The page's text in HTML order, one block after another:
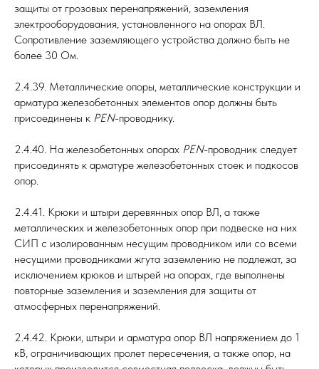
защиты от грозовых перенапряжений, заземления
электрооборудования, установленного на опорах ВЛ.
Сопротивление заземляющего устройства должно быть не
более 30 Ом.
2.4.39. Металлические опоры, металлические конструкции и
арматура железобетонных элементов опор должны быть
присоединены к РЕN-проводнику.
2.4.40. На железобетонных опорах РЕN-проводник следует
присоединять к арматуре железобетонных стоек и подкосов
опор.
2.4.41. Крюки и штыри деревянных опор ВЛ, а также
металлических и железобетонных опор при подвеске на них
СИП с изолированным несущим проводником или со всеми
несущими проводниками жгута заземлению не подлежат, за
исключением крюков и штырей на опорах, где выполнены
повторные заземления и заземления для защиты от
атмосферных перенапряжений.
2.4.42. Крюки, штыри и арматура опор ВЛ напряжением до 1
кВ, ограничивающих пролет пересечения, а также опор, на